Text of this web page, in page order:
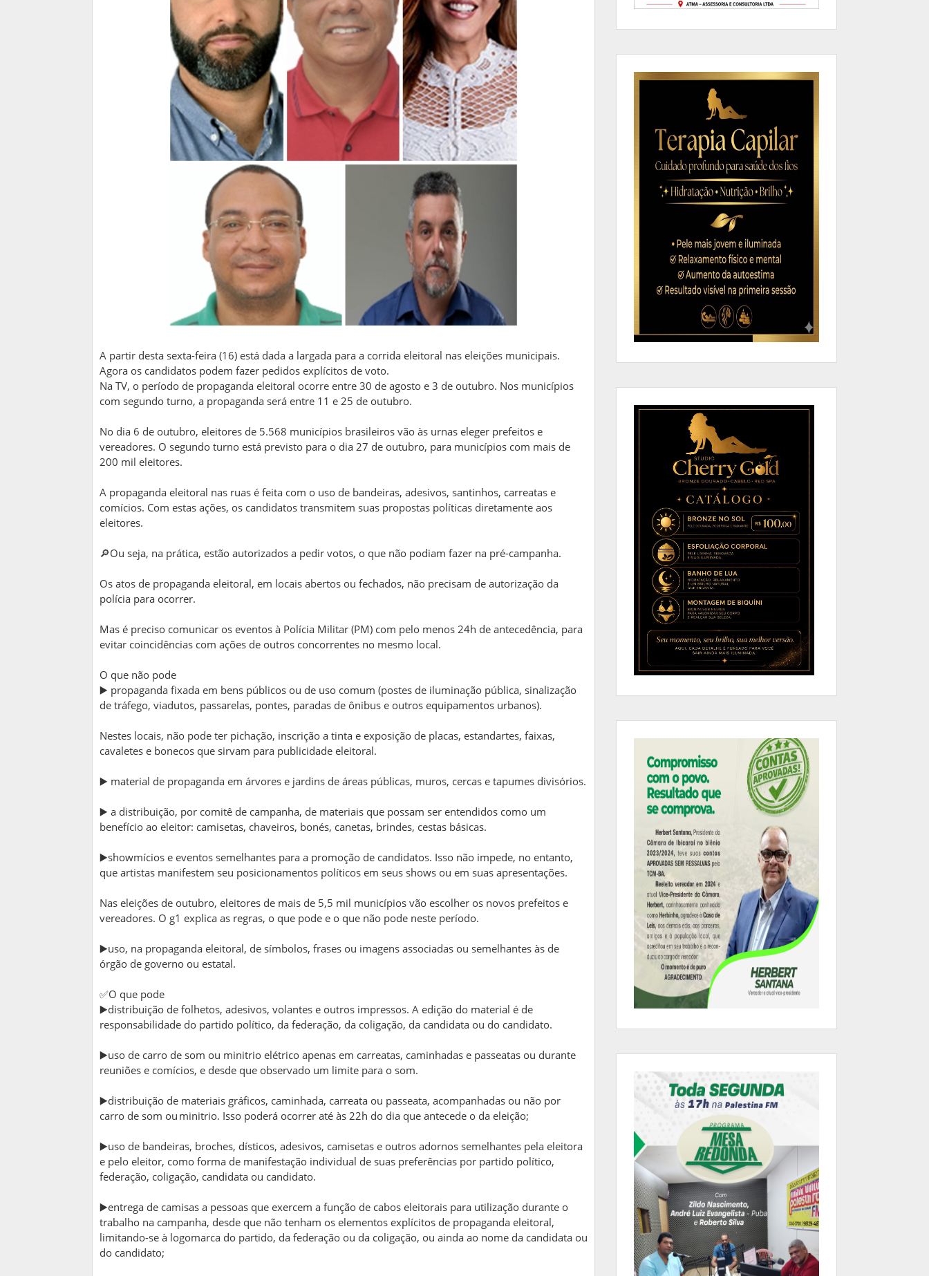
A partir desta sexta-feira (16) está dada a largada para a corrida eleitoral nas eleições municipais.
Agora os candidatos podem fazer pedidos explícitos de voto.
Na TV, o período de propaganda eleitoral ocorre entre 30 de agosto e 3 de outubro. Nos municípios
com segundo turno, a propaganda será entre 11 e 25 de outubro.
No dia 6 de outubro, eleitores de 5.568 municípios brasileiros vão às urnas eleger prefeitos e
vereadores. O segundo turno está previsto para o dia 27 de outubro, para municípios com mais de
200 mil eleitores.
A propaganda eleitoral nas ruas é feita com o uso de bandeiras, adesivos, santinhos, carreatas e
comícios. Com estas ações, os candidatos transmitem suas propostas políticas diretamente aos
eleitores.
🔎Ou seja, na prática, estão autorizados a pedir votos, o que não podiam fazer na pré-campanha.
Os atos de propaganda eleitoral, em locais abertos ou fechados, não precisam de autorização da
polícia para ocorrer.
Mas é preciso comunicar os eventos à Polícia Militar (PM) com pelo menos 24h de antecedência, para
evitar coincidências com ações de outros concorrentes no mesmo local.
O que não pode
▶️ propaganda fixada em bens públicos ou de uso comum (postes de iluminação pública, sinalização
de tráfego, viadutos, passarelas, pontes, paradas de ônibus e outros equipamentos urbanos).
Nestes locais, não pode ter pichação, inscrição a tinta e exposição de placas, estandartes, faixas,
cavaletes e bonecos que sirvam para publicidade eleitoral.
▶️ material de propaganda em árvores e jardins de áreas públicas, muros, cercas e tapumes divisórios.
▶️ a distribuição, por comitê de campanha, de materiais que possam ser entendidos como um
benefício ao eleitor: camisetas, chaveiros, bonés, canetas, brindes, cestas básicas.
▶️showmícios e eventos semelhantes para a promoção de candidatos. Isso não impede, no entanto,
que artistas manifestem seu posicionamentos políticos em seus shows ou em suas apresentações.
Nas eleições de outubro, eleitores de mais de 5,5 mil municípios vão escolher os novos prefeitos e
vereadores. O g1 explica as regras, o que pode e o que não pode neste período.
▶️uso, na propaganda eleitoral, de símbolos, frases ou imagens associadas ou semelhantes às de
órgão de governo ou estatal.
✅O que pode
▶️distribuição de folhetos, adesivos, volantes e outros impressos. A edição do material é de
responsabilidade do partido político, da federação, da coligação, da candidata ou do candidato.
▶️uso de carro de som ou minitrio elétrico apenas em carreatas, caminhadas e passeatas ou durante
reuniões e comícios, e desde que observado um limite para o som.
▶️distribuição de materiais gráficos, caminhada, carreata ou passeata, acompanhadas ou não por
carro de som ou minitrio. Isso poderá ocorrer até às 22h do dia que antecede o da eleição;
▶️uso de bandeiras, broches, dísticos, adesivos, camisetas e outros adornos semelhantes pela eleitora
e pelo eleitor, como forma de manifestação individual de suas preferências por partido político,
federação, coligação, candidata ou candidato.
▶️entrega de camisas a pessoas que exercem a função de cabos eleitorais para utilização durante o
trabalho na campanha, desde que não tenham os elementos explícitos de propaganda eleitoral,
limitando-se à logomarca do partido, da federação ou da coligação, ou ainda ao nome da candidata ou
do candidato;